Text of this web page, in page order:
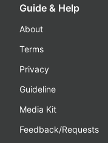
Guide & Help
About
Terms
Privacy
Guideline
Media Kit
Feedback/Requests